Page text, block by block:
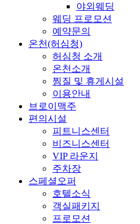
야외웨딩
웨딩 프로모션
예약문의
온천(허심청)
허심청 소개
온천소개
찜질 및 휴게시설
이용안내
브로이맥주
편의시설
피트니스센터
비즈니스센터
VIP 라운지
주차장
스페셜오퍼
호텔소식
객실패키지
프로모션